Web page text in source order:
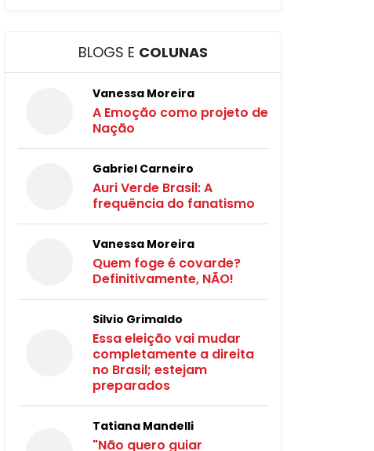
BLOGS E COLUNAS
Vanessa Moreira
A Emoção como projeto de
Nação
Gabriel Carneiro
Auri Verde Brasil: A
frequência do fanatismo
Vanessa Moreira
Quem foge é covarde?
Definitivamente, NÃO!
Silvio Grimaldo
Essa eleição vai mudar
completamente a direita
no Brasil; estejam
preparados
Tatiana Mandelli
"Não quero guiar